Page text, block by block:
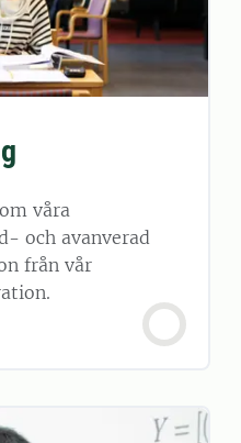
våra
och avanverad
från vår